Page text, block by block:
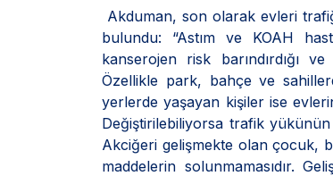
Akduman, son olarak evleri
bulundu: “Astım ve KOAH
kanserojen risk barındırdığı
Özellikle park, bahçe ve
yerlerde yaşayan kişiler ise
Değiştirilebiliyorsa trafik
Akciğeri gelişmekte olan çocuk,
maddelerin solunmamasıdır.